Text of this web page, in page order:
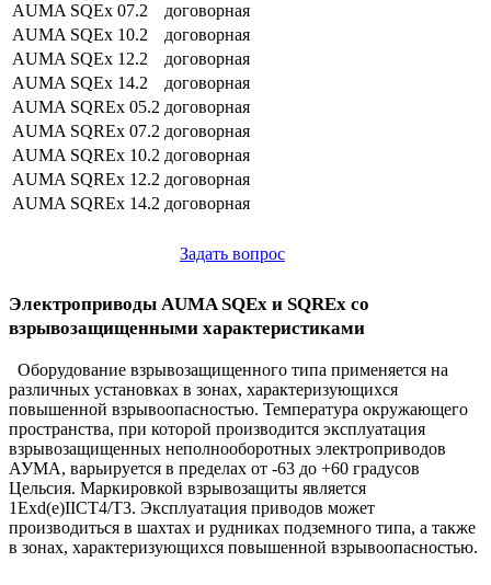
AUMA SQEx 07.2
договорная
AUMA SQEx 10.2
договорная
AUMA SQEx 12.2
договорная
AUMA SQEx 14.2
договорная
AUMA SQREx 05.2 договорная
AUMA SQREx 07.2 договорная
AUMA SQREx 10.2 договорная
AUMA SQREx 12.2 договорная
AUMA SQREx 14.2 договорная
Задать вопрос
Электроприводы AUMA SQEx и SQREx со
взрывозащищенными характеристиками
Оборудование взрывозащищенного типа применяется на
различных установках в зонах, характеризующихся
повышенной взрывоопасностью. Температура окружающего
пространства, при которой производится эксплуатация
взрывозащищенных неполнооборотных электроприводов
АУМА, варьируется в пределах от -63 до +60 градусов
Цельсия. Маркировкой взрывозащиты является
1Exd(e)IICT4/T3. Эксплуатация приводов может
производиться в шахтах и рудниках подземного типа, а также
в зонах, характеризующихся повышенной взрывоопасностью.